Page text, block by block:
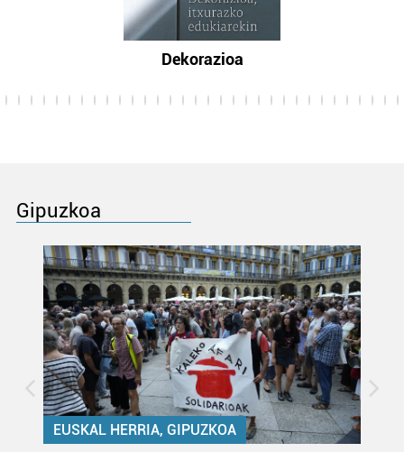
Dekorazioa
Gipuzkoa
EUSKAL HERRIA, GIPUZKOA